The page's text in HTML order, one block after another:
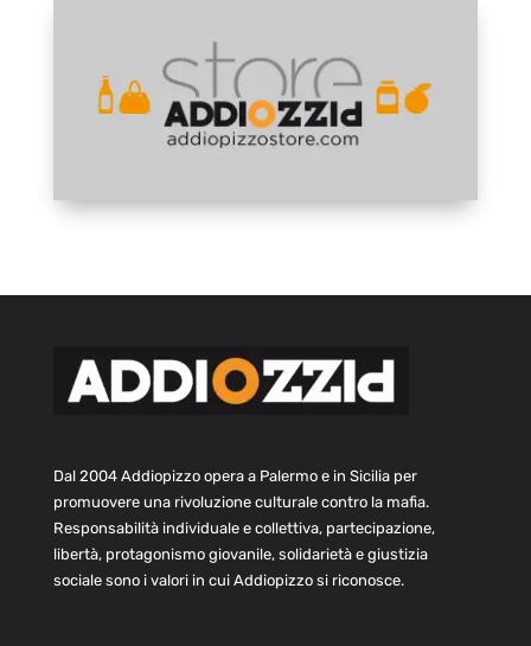
Dal 2004 Addiopizzo opera a Palermo e in Sicilia per
promuovere una rivoluzione culturale contro la mafia.
Responsabilità individuale e collettiva, partecipazione,
libertà, protagonismo giovanile, solidarietà e giustizia
sociale sono i valori in cui Addiopizzo si riconosce.